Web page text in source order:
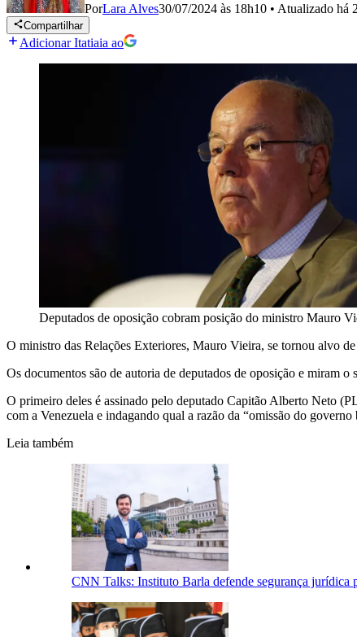
PorLara Alves30/07/2024 às 18h10 • Atualizado há
Compartilhar
Adicionar Itatiaia ao
Deputados de oposição cobram posição do ministro Mauro
O ministro das Relações Exteriores, Mauro Vieira, se tornou alvo
Os documentos são de autoria de deputados de oposição e miram
O primeiro deles é assinado pelo deputado Capitão Alberto Neto
com a Venezuela e indagando qual a razão da “omissão do governo
Leia também
CNN Talks: Instituto Barla defende segurança jurídica